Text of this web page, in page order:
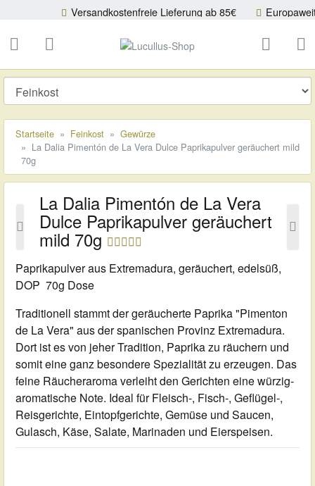
Versandkostenfreie Lieferung ab 85€ Europaweiter Versand
schließen
Suche
Startseite Feinkost
Gewürze
La Dalia Pimentón de La Vera Dulce Paprikapulver geräuchert mild
70g
La Dalia Pimentón de La Vera
Dulce Paprikapulver geräuchert
mild 70g
Paprikapulver aus Extremadura, geräuchert, edelsüß,
DOP 70g Dose
Traditionell stammt der geräucherte Paprika "Pimenton
de La Vera" aus der spanischen Provinz Extremadura.
Dort ist es von jeher Tradition, Paprika zu räuchern und
somit eine ganz besondere Spezialität zu erzeugen. Das
feine Räucheraroma verleiht den Gerichten eine würzig-
aromatische Note. Ideal für Fleisch-, Fisch-, Geflügel-,
Reisgerichte, Eintopfgerichte, Gemüse und Saucen,
Gulasch, Käse, Salate, Marinaden und Eierspeisen.